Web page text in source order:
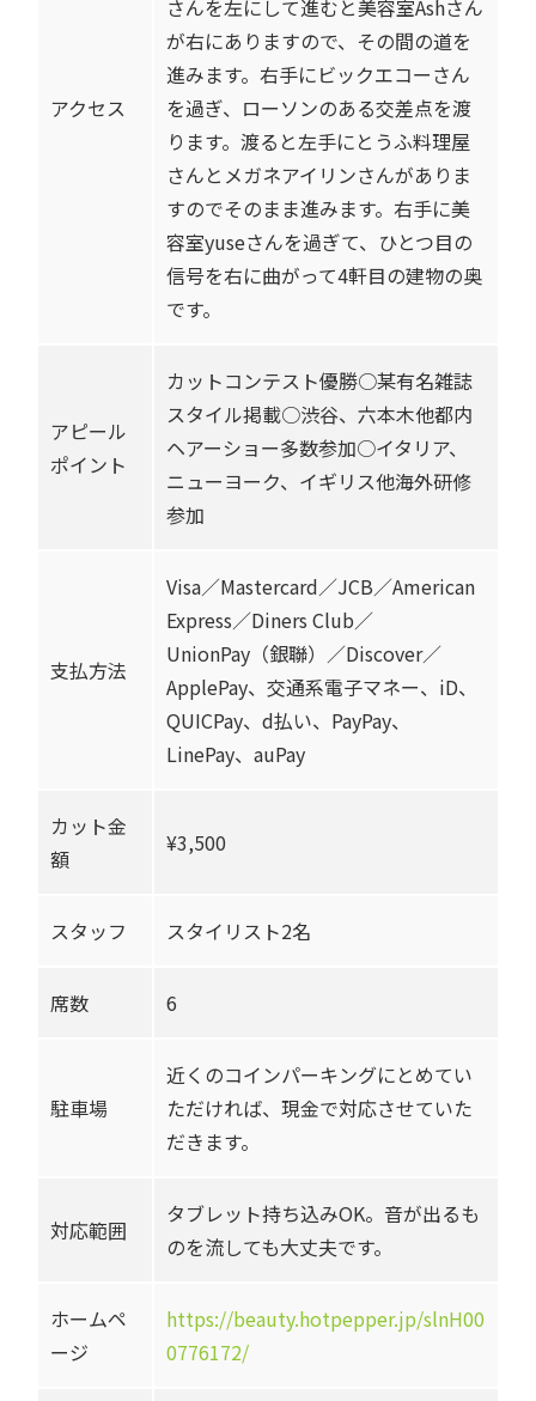
アクセス
さんを左にして進むと美容室Ashさん
が右にありますので、その間の道を
進みます。右手にビックエコーさん
を過ぎ、ローソンのある交差点を渡
ります。渡ると左手にとうふ料理屋
さんとメガネアイリンさんがありま
すのでそのまま進みます。右手に美
容室yuseさんを過ぎて、ひとつ目の
信号を右に曲がって4軒目の建物の奥
です。
アピール
ポイント
カットコンテスト優勝○某有名雑誌
スタイル掲載○渋谷、六本木他都内
ヘアーショー多数参加○イタリア、
ニューヨーク、イギリス他海外研修
参加
支払方法
Visa／Mastercard／JCB／American
Express／Diners Club／
UnionPay（銀聯）／Discover／
ApplePay、交通系電子マネー、iD、
QUICPay、d払い、PayPay、
LinePay、auPay
カット金
額
¥3,500
スタッフ スタイリスト2名
席数 6
駐車場
近くのコインパーキングにとめてい
ただければ、現金で対応させていた
だきます。
対応範囲
タブレット持ち込みOK。音が出るも
のを流しても大丈夫です。
ホームペ
ージ
https://beauty.hotpepper.jp/slnH00
0776172/